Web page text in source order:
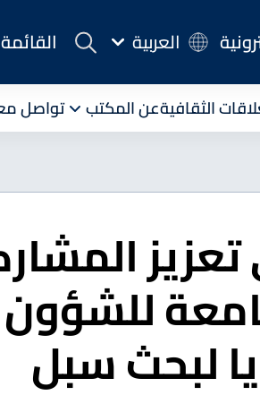
العربية القائمة
الثقافيةعن المكتب تواصل
للشؤون
لبحث سبل